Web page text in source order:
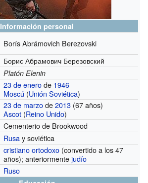
Información personal
Borís Abrámovich Berezovski
Борис Абрамович Березовский
Platón Elenin
23 de enerode 1946
Moscú (Unión Soviética)
23 de marzode2013 (67 años)
Ascot (Reino Unido)
Cementerio de Brookwood
Rusay soviética
cristiano ortodoxo (convertido a los 47
años); anteriormentejudío
Ruso